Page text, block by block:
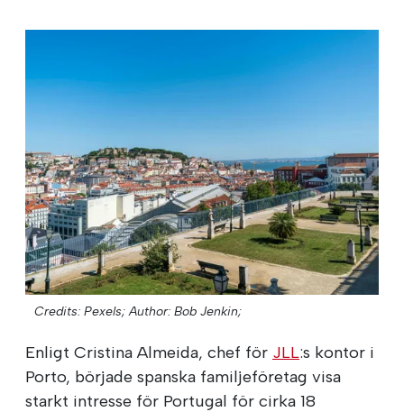
Credits: Pexels; Author: Bob Jenkin;
Enligt Cristina Almeida, chef för JLL:s kontor i
Porto, började spanska familjeföretag visa
starkt intresse för Portugal för cirka 18